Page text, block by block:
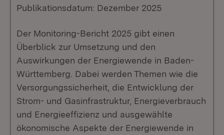
Publikationsdatum: Dezember 2025
Der Monitoring-Bericht 2025 gibt einen
Überblick zur Umsetzung und den
Auswirkungen der Energiewende in Baden-
Württemberg. Dabei werden Themen wie die
Versorgungssicherheit, die Entwicklung der
Strom- und Gasinfrastruktur, Energieverbrauch
und Energieeffizienz und ausgewählte
ökonomische Aspekte der Energiewende in